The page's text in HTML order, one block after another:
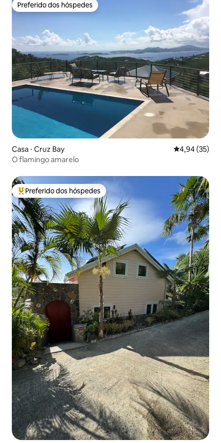
Preferido dos hóspedes
Preferido dos hóspedes
Casa ⋅ Cruz Bay 4,94 de uma
4,94 (35)
O flamingo amarelo
Entre os melhores preferidos dos hóspedes
Preferido dos hóspedes